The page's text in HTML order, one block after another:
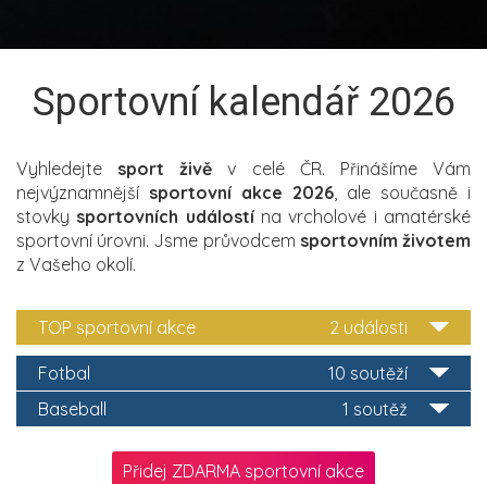
Sportovní kalendář 2026
Vyhledejte sport živě v celé ČR. Přinášíme Vám
nejvýznamnější sportovní akce 2026, ale současně i
stovky sportovních událostína vrcholové i amatérské
sportovní úrovni. Jsme průvodcem sportovním životem
z Vašeho okolí.
2 události
TOP sportovní akce
10 soutěží
Fotbal
1 soutěž
Baseball
Přidej ZDARMA sportovní akce